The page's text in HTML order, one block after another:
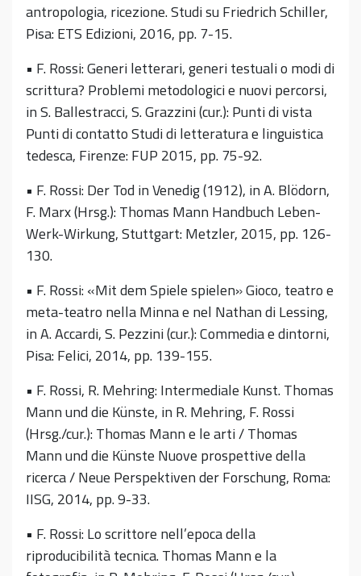
antropologia, ricezione. Studi su Friedrich Schiller,
Pisa: ETS Edizioni, 2016, pp. 7-15.
• F. Rossi: Generi letterari, generi testuali o modi di
scrittura? Problemi metodologici e nuovi percorsi,
in S. Ballestracci, S. Grazzini (cur.): Punti di vista
Punti di contatto Studi di letteratura e linguistica
tedesca, Firenze: FUP 2015, pp. 75-92.
• F. Rossi: Der Tod in Venedig (1912), in A. Blödorn,
F. Marx (Hrsg.): Thomas Mann Handbuch Leben-
Werk-Wirkung, Stuttgart: Metzler, 2015, pp. 126-
130.
• F. Rossi: «Mit dem Spiele spielen» Gioco, teatro e
meta-teatro nella Minna e nel Nathan di Lessing,
in A. Accardi, S. Pezzini (cur.): Commedia e dintorni,
Pisa: Felici, 2014, pp. 139-155.
• F. Rossi, R. Mehring: Intermediale Kunst. Thomas
Mann und die Künste, in R. Mehring, F. Rossi
(Hrsg./cur.): Thomas Mann e le arti / Thomas
Mann und die Künste Nuove prospettive della
ricerca / Neue Perspektiven der Forschung, Roma:
IISG, 2014, pp. 9-33.
• F. Rossi: Lo scrittore nell’epoca della
riproducibilità tecnica. Thomas Mann e la